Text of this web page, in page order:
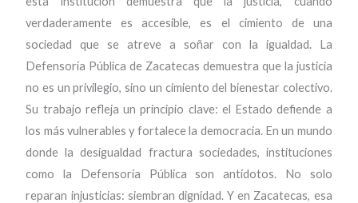
verdaderamente es accesible, es el cimiento de una
sociedad que se atreve a soñar con la igualdad. La
Defensoría Pública de Zacatecas demuestra que la justicia
no es un privilegio, sino un cimiento del bienestar colectivo.
Su trabajo refleja un principio clave: el Estado defiende a
los más vulnerables y fortalece la democracia. En un mundo
donde la desigualdad fractura sociedades, instituciones
como la Defensoría Pública son antídotos. No solo
reparan injusticias: siembran dignidad. Y en Zacatecas, esa